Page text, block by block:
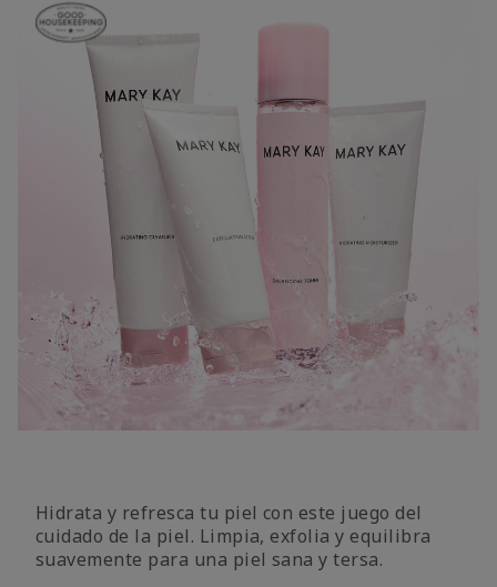
Hidrata y refresca tu piel con este juego del
cuidado de la piel. Limpia, exfolia y equilibra
suavemente para una piel sana y tersa.